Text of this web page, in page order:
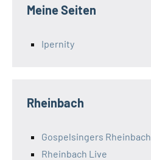
Meine Seiten
Ipernity
Rheinbach
Gospelsingers Rheinbach
Rheinbach Live